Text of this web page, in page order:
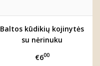
Baltos kūdikių kojinytės
su nėrinuku
€600